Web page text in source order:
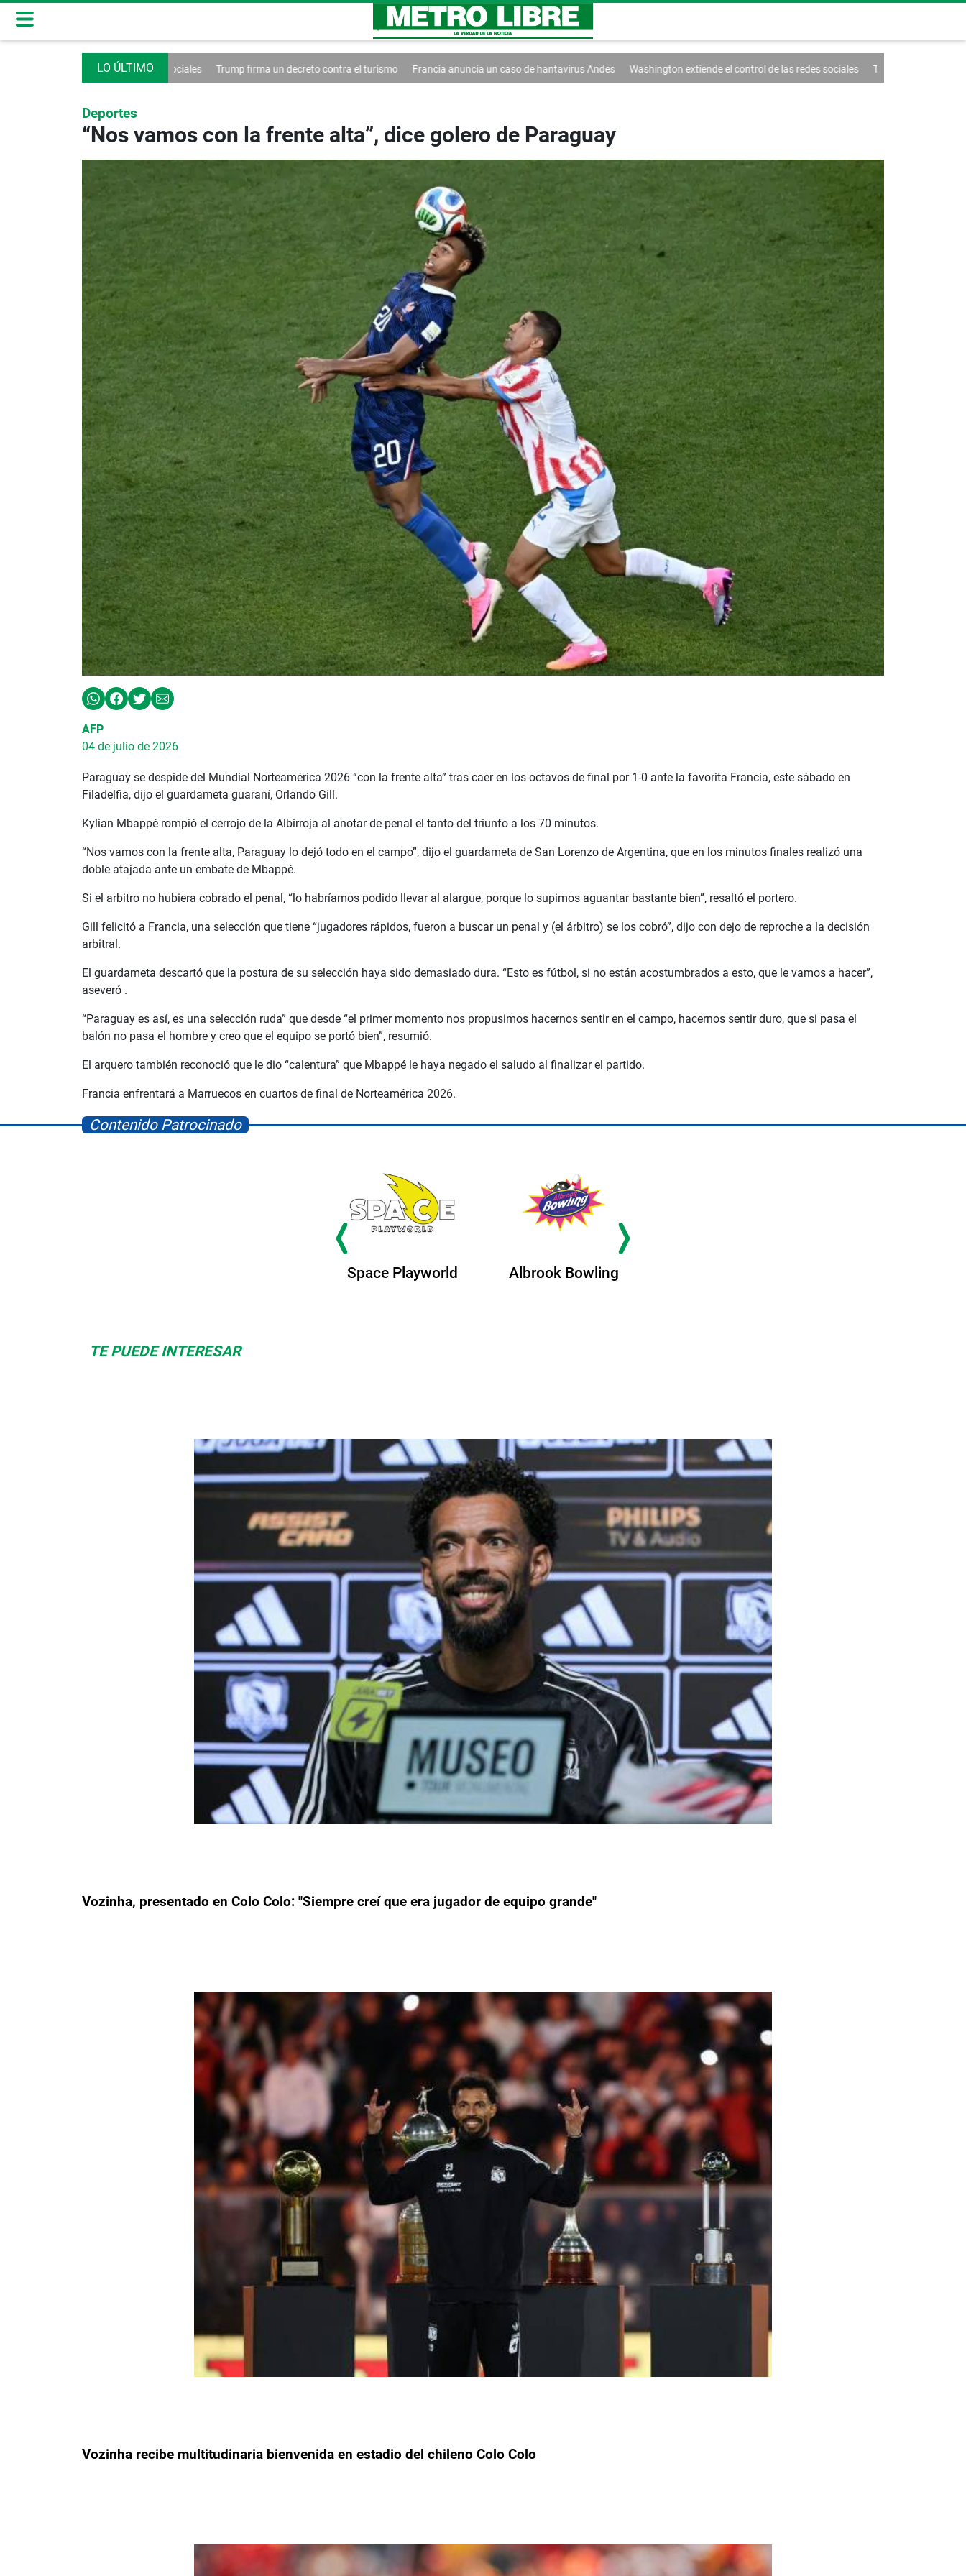
control de las redes sociales Trump firma un decreto contra el turismo Francia anuncia un caso de hantavirus Andes Washington extiende el control de las redes sociales Trump firma un decreto contra el
Deportes
“Nos vamos con la frente alta”, dice golero de Paraguay
AFP
04 de julio de 2026
Paraguay se despide del Mundial Norteamérica 2026 “con la frente alta” tras caer en los octavos de final por 1-0 ante la favorita Francia, este sábado en
Filadelfia, dijo el guardameta guaraní, Orlando Gill.
Kylian Mbappé rompió el cerrojo de la Albirroja al anotar de penal el tanto del triunfo a los 70 minutos.
“Nos vamos con la frente alta, Paraguay lo dejó todo en el campo”, dijo el guardameta de San Lorenzo de Argentina, que en los minutos finales realizó una
doble atajada ante un embate de Mbappé.
Si el arbitro no hubiera cobrado el penal, “lo habríamos podido llevar al alargue, porque lo supimos aguantar bastante bien”, resaltó el portero.
Gill felicitó a Francia, una selección que tiene “jugadores rápidos, fueron a buscar un penal y (el árbitro) se los cobró”, dijo con dejo de reproche a la decisión
arbitral.
El guardameta descartó que la postura de su selección haya sido demasiado dura. “Esto es fútbol, si no están acostumbrados a esto, que le vamos a hacer”,
aseveró .
“Paraguay es así, es una selección ruda” que desde “el primer momento nos propusimos hacernos sentir en el campo, hacernos sentir duro, que si pasa el
balón no pasa el hombre y creo que el equipo se portó bien”, resumió.
El arquero también reconoció que le dio “calentura” que Mbappé le haya negado el saludo al finalizar el partido.
Francia enfrentará a Marruecos en cuartos de final de Norteamérica 2026.
Contenido Patrocinado
Space Playworld Albrook Bowling
TE PUEDE INTERESAR
Vozinha, presentado en Colo Colo: "Siempre creí que era jugador de equipo grande"
Vozinha recibe multitudinaria bienvenida en estadio del chileno Colo Colo